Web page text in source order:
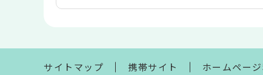
ま
サイトマップ 携帯サイト ホームペー